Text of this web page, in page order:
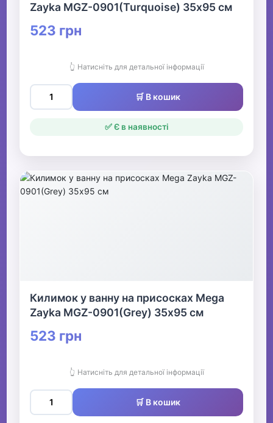
Zayka MGZ-0901(Turquoise) 35х95 см
523 грн
👆 Натисніть для детальної інформації
🛒 В кошик
✅ Є в наявності
Килимок у ванну на присосках Mega
Zayka MGZ-0901(Grey) 35х95 см
523 грн
👆 Натисніть для детальної інформації
🛒 В кошик